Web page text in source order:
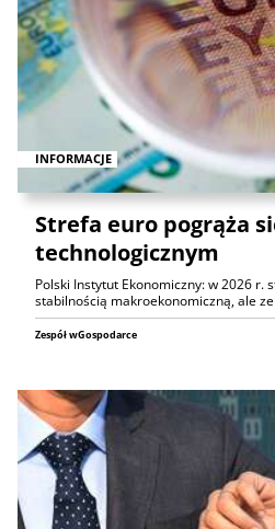
INFORMACJE
Strefa euro pogrąża
technologicznym
Polski Instytut Ekonomiczny: w 2026 r.
stabilnością makroekonomiczną, ale
Zespół wGospodarce